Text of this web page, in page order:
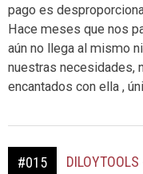
pago es
Hace meses que nos
aún no llega al mismo
nuestras necesidades,
encantados con ella ,
#015 DILOYTOOLS